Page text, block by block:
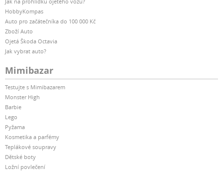
HobbyKompas
Auto pro začátečníka do 100 000 Kč
Zboží Auto
Ojetá Škoda Octavia
Jak vybrat auto?
Mimibazar
Testujte s Mimibazarem
Monster High
Barbie
Lego
Pyžama
Kosmetika a parfémy
Teplákové soupravy
Dětské boty
Ložní povlečení